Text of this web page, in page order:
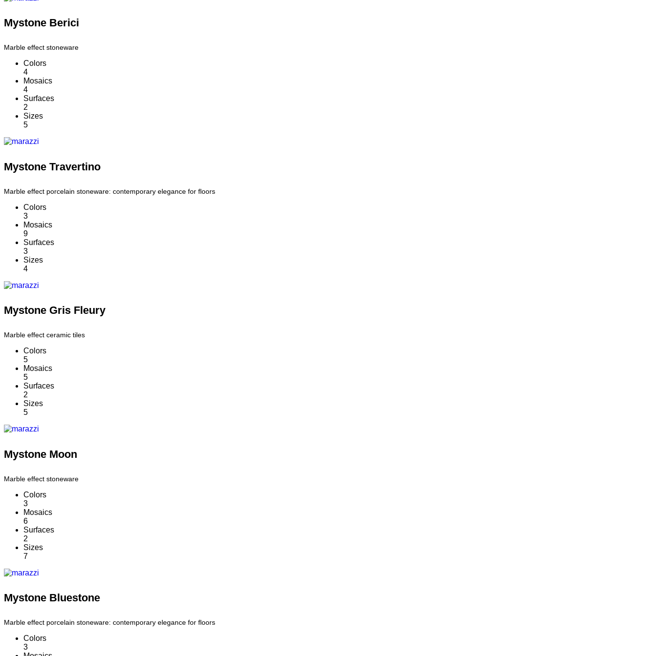
Mystone Berici
Marble effect stoneware
Colors
4
Mosaics
4
Surfaces
2
Sizes
5
Mystone Travertino
Marble effect porcelain stoneware: contemporary elegance for floors
Colors
3
Mosaics
9
Surfaces
3
Sizes
4
Mystone Gris Fleury
Marble effect ceramic tiles
Colors
5
Mosaics
5
Surfaces
2
Sizes
5
Mystone Moon
Marble effect stoneware
Colors
3
Mosaics
6
Surfaces
2
Sizes
7
Mystone Bluestone
Marble effect porcelain stoneware: contemporary elegance for floors
Colors
3